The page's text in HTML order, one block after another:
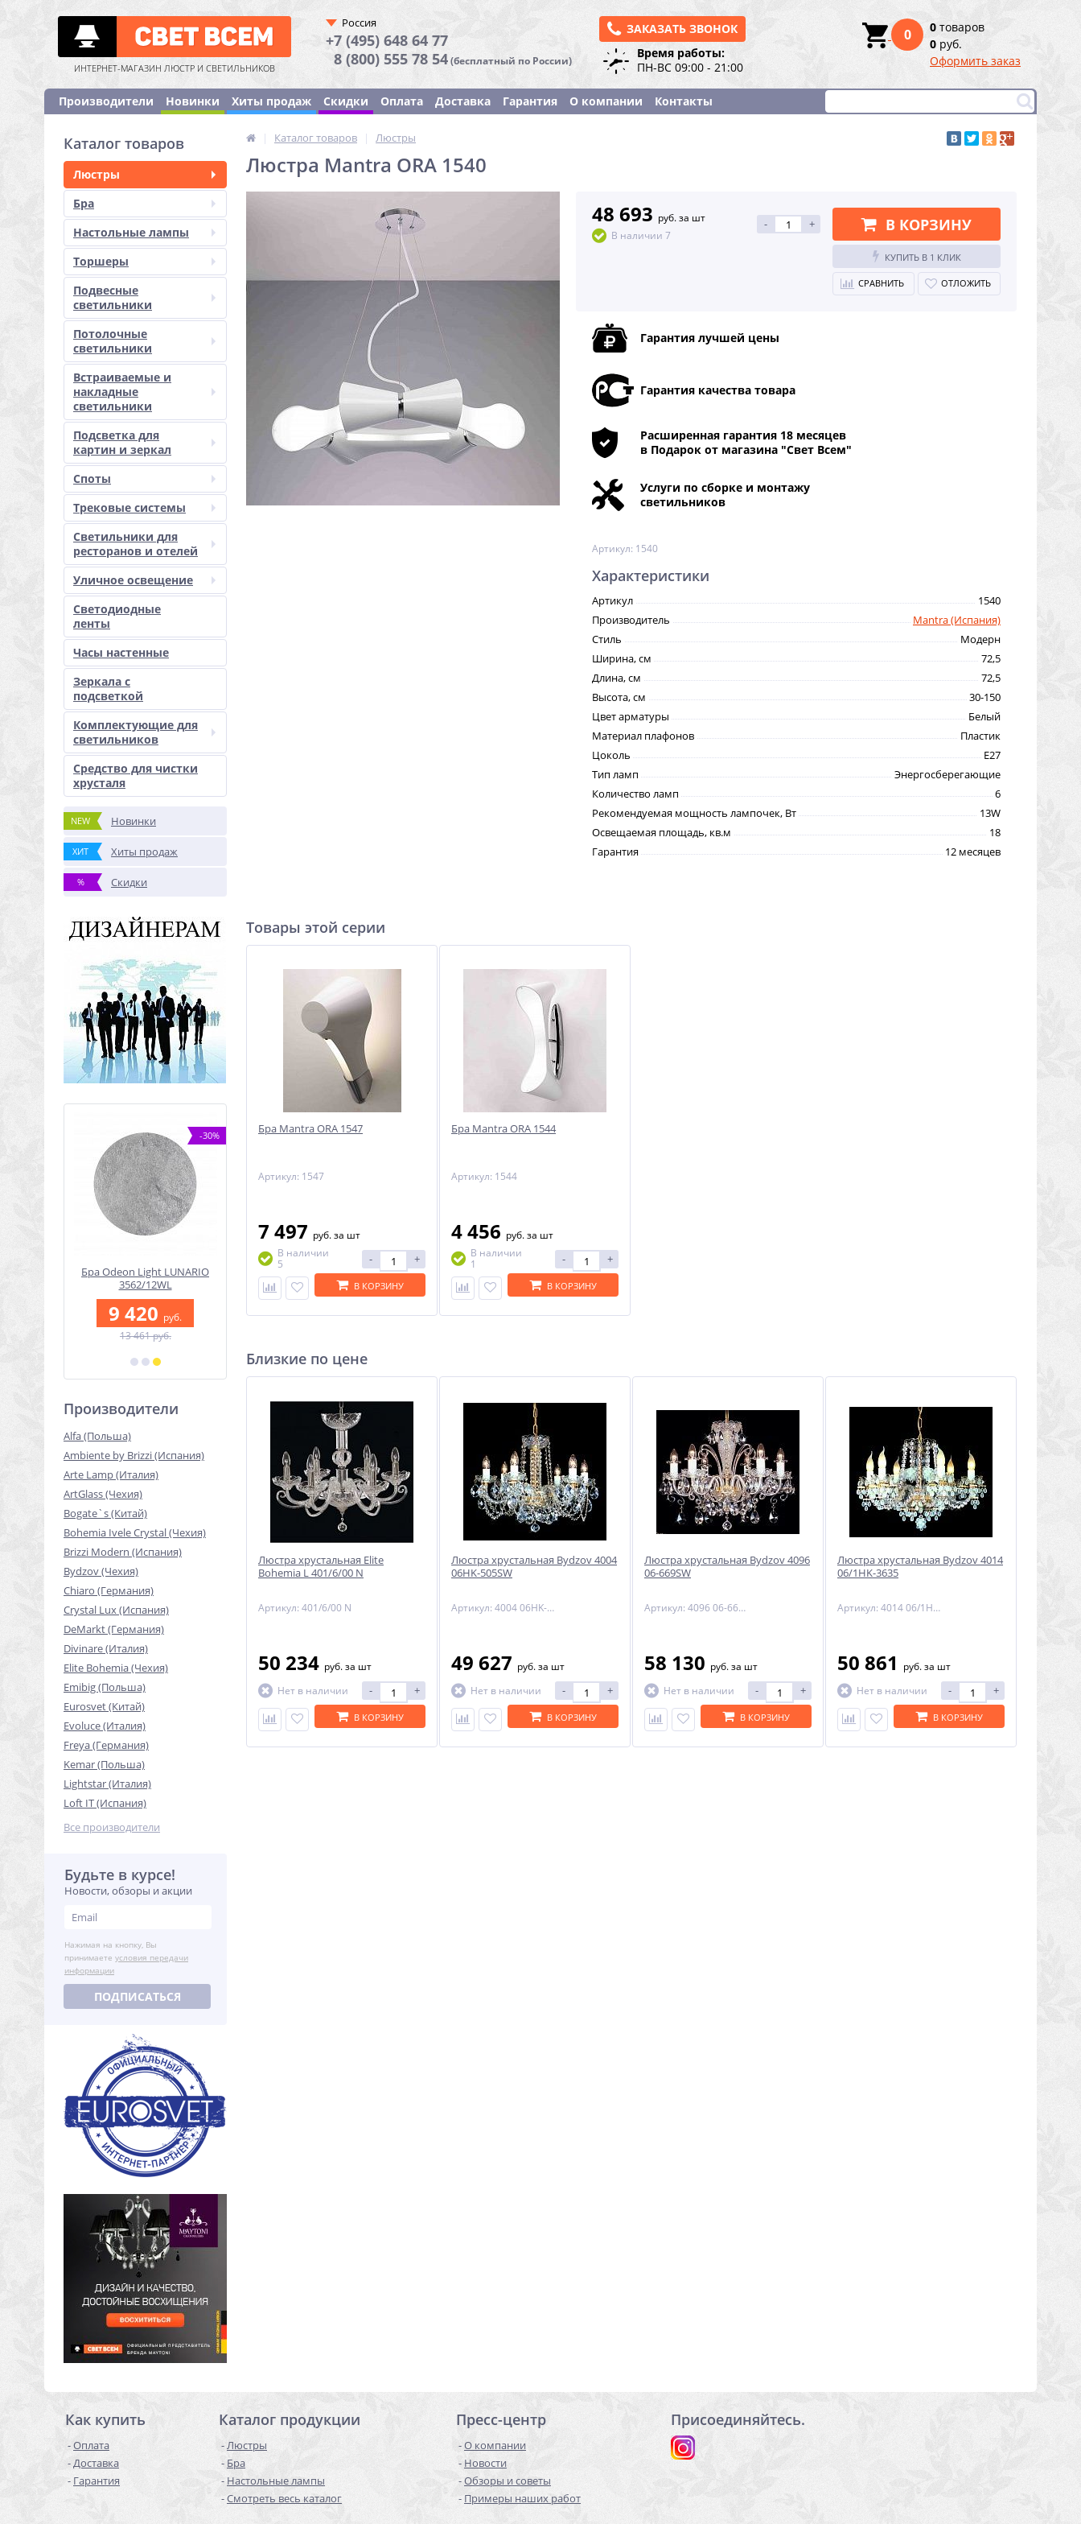
ИНТЕРНЕТ-МАГАЗИН ЛЮСТР И СВЕТИЛЬНИКОВ
Россия
+7 (495) 648 64 77
8 (800) 555 78 54(бесплатный по России)
ЗАКАЗАТЬ ЗВОНОК
Время работы:
ПН-ВС 09:00 - 21:00
0 0 товаров
0 руб.
Оформить заказ
Производители Новинки Хиты продаж Скидки Оплата Доставка Гарантия О компании Контакты
Каталог товаров
Люстры
Бра
Настольные лампы
Торшеры
Подвесные
светильники
Потолочные
светильники
Встраиваемые и
накладные
светильники
Подсветка для
картин и зеркал
Споты
Трековые системы
Светильники для
ресторанов и отелей
Уличное освещение
Светодиодные
ленты
Часы настенные
Зеркала с
подсветкой
Комплектующие для
светильников
Средство для чистки
хрусталя
NEW Новинки
ХИТ Хиты продаж
% Скидки
-30%
Бра Odeon Light LUNARIO
3562/12WL
9 420 руб.
13 461 руб.
NEW
Спот светодиодный
Novotech SLIM 370866
600руб.
Производители
Alfa (Польша)
Ambiente by Brizzi (Испания)
Arte Lamp (Италия)
ArtGlass (Чехия)
Bogate`s (Китай)
Bohemia Ivele Crystal (Чехия)
Brizzi Modern (Испания)
Bydzov (Чехия)
Chiaro (Германия)
Crystal Lux (Испания)
DeMarkt (Германия)
Divinare (Италия)
Elite Bohemia (Чехия)
Emibig (Польша)
Eurosvet (Китай)
Evoluce (Италия)
Freya (Германия)
Kemar (Польша)
Lightstar (Италия)
Loft IT (Испания)
Все производители
Будьте в курсе!
Новости, обзоры и акции
Нажимая на кнопку, Вы
принимаете условия передачи
информации
ПОДПИСАТЬСЯ
| Каталог товаров | Люстры
Люстра Mantra ORA 1540
48 693 руб. за шт
В наличии 7
- + В КОРЗИНУ
КУПИТЬ В 1 КЛИК
СРАВНИТЬ ОТЛОЖИТЬ
Гарантия лучшей цены
Гарантия качества товара
Расширенная гарантия 18 месяцев
в Подарок от магазина "Свет Всем"
Услуги по сборке и монтажу
светильников
Артикул: 1540
Характеристики
Артикул
1540
Производитель
Mantra (Испания)
Стиль
Модерн
Ширина, см
72,5
Длина, см
72,5
Высота, см
30-150
Цвет арматуры
Белый
Материал плафонов
Пластик
Цоколь
E27
Тип ламп
Энергосберегающие
Количество ламп
6
Рекомендуемая мощность лампочек, Вт
13W
Освещаемая площадь, кв.м
18
Гарантия
12 месяцев
Товары этой серии
Бра Mantra ORA 1547
Артикул: 1547
7 497 руб.за шт
В наличии
5
- +
В КОРЗИНУ
Бра Mantra ORA 1544
Артикул: 1544
4 456 руб.за шт
В наличии
1
- +
В КОРЗИНУ
Близкие по цене
Люстра хрустальная Elite
Bohemia L 401/6/00 N
Артикул: 401/6/00 N
50 234 руб.за шт
Нет в наличии
- +
В КОРЗИНУ
Люстра хрустальная Bydzov 4004
06HK-505SW
Артикул: 4004 06HK-505SW
49 627 руб.за шт
Нет в наличии
- +
В КОРЗИНУ
Люстра хрустальная Bydzov 4096
06-669SW
Артикул: 4096 06-669SW
58 130 руб.за шт
Нет в наличии
- +
В КОРЗИНУ
Люстра хрустальная Bydzov 4014
06/1HK-3635
Артикул: 4014 06/1HK-3635
50 861 руб.за шт
Нет в наличии
- +
В КОРЗИНУ
Как купить
Оплата
Доставка
Гарантия
Каталог продукции
Люстры
Бра
Настольные лампы
Смотреть весь каталог
Пресс-центр
О компании
Новости
Обзоры и советы
Примеры наших работ
Присоединяйтесь.